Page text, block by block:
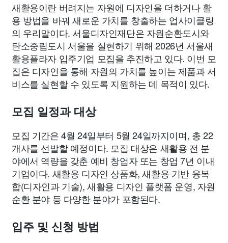
새활용이란 버려지는 자원에 디자인을 더하거나 활
용 방법을 바꿔 새로운 가치를 창출하는 업사이클링
의 우리말이다. 서울디자인재단은 자원순환도시와
탄소중립도시 서울을 실현하기 위해 2026년 서울새
활용플라자 입주기업 모집을 추진하고 있다. 이번 모
집은 디자인을 통해 자원의 가치를 높이는 제품과 서
비스를 실현할 수 있도록 지원하는 데 목적이 있다.
모집 일정과 대상
모집 기간은 4월 24일부터 5월 24일까지이며, 총 22
개사를 선발할 예정이다. 모집 대상은 새활용 전 분
야에서 역량을 갖춘 예비 창업자 또는 창업 7년 이내
기업이다. 새활용 디자인 상품화, 새활용 기반 융복
합(디자인과 기술), 새활용 디자인 플랫폼 운영, 자원
순환 분야 등 다양한 분야가 포함된다.
입주 및 신청 방법